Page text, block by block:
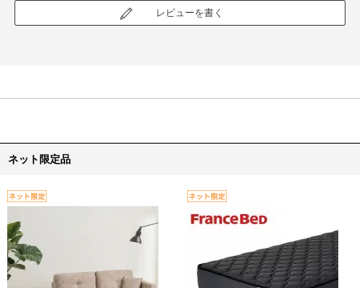
レビューを書く
ネット限定品